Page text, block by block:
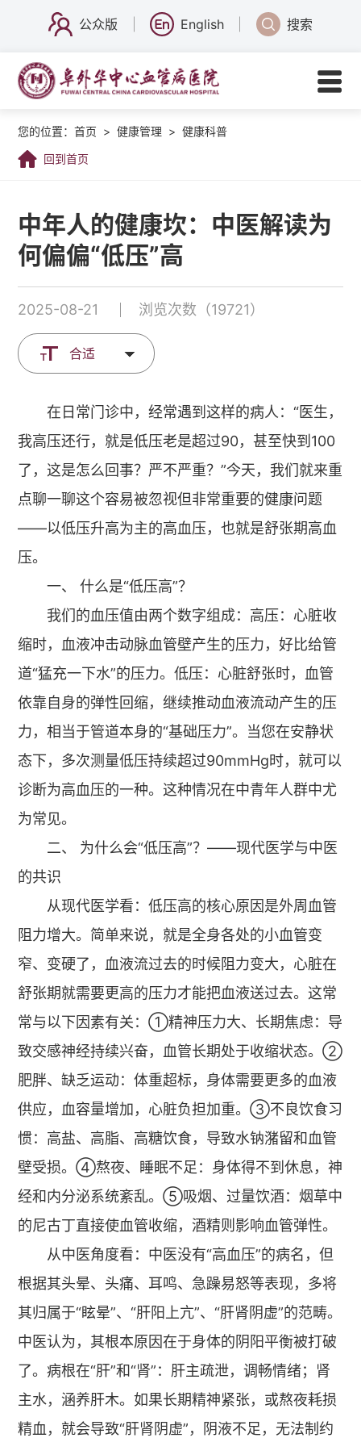
公众版 English 搜索
您的位置：首页 > 健康管理 > 健康科普
回到首页
中年人的健康坎：中医解读为
何偏偏“低压”高
2025-08-21 浏览次数（19721）
合适
在日常门诊中，经常遇到这样的病人：“医生，
我高压还行，就是低压老是超过90，甚至快到100
了，这是怎么回事？严不严重？”今天，我们就来重
点聊一聊这个容易被忽视但非常重要的健康问题
——以低压升高为主的高血压，也就是舒张期高血
压。
一、 什么是“低压高”？
我们的血压值由两个数字组成：高压：心脏收
缩时，血液冲击动脉血管壁产生的压力，好比给管
道“猛充一下水”的压力。低压：心脏舒张时，血管
依靠自身的弹性回缩，继续推动血液流动产生的压
力，相当于管道本身的“基础压力”。当您在安静状
态下，多次测量低压持续超过90mmHg时，就可以
诊断为高血压的一种。这种情况在中青年人群中尤
为常见。
二、 为什么会“低压高”？——现代医学与中医
的共识
从现代医学看：低压高的核心原因是外周血管
阻力增大。简单来说，就是全身各处的小血管变
窄、变硬了，血液流过去的时候阻力变大，心脏在
舒张期就需要更高的压力才能把血液送过去。这常
常与以下因素有关：①精神压力大、长期焦虑：导
致交感神经持续兴奋，血管长期处于收缩状态。②
肥胖、缺乏运动：体重超标，身体需要更多的血液
供应，血容量增加，心脏负担加重。③不良饮食习
惯：高盐、高脂、高糖饮食，导致水钠潴留和血管
壁受损。④熬夜、睡眠不足：身体得不到休息，神
经和内分泌系统紊乱。⑤吸烟、过量饮酒：烟草中
的尼古丁直接使血管收缩，酒精则影响血管弹性。
从中医角度看：中医没有“高血压”的病名，但
根据其头晕、头痛、耳鸣、急躁易怒等表现，多将
其归属于“眩晕”、“肝阳上亢”、“肝肾阴虚”的范畴。
中医认为，其根本原因在于身体的阴阳平衡被打破
了。病根在“肝”和“肾”：肝主疏泄，调畅情绪；肾
主水，涵养肝木。如果长期精神紧张，或熬夜耗损
精血，就会导致“肝肾阴虚”，阴液不足，无法制约